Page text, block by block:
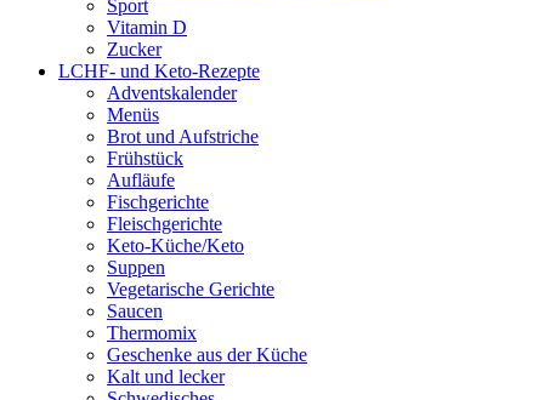
Sport
Vitamin D
Zucker
LCHF- und Keto-Rezepte
Adventskalender
Menüs
Brot und Aufstriche
Frühstück
Aufläufe
Fischgerichte
Fleischgerichte
Keto-Küche/Keto
Suppen
Vegetarische Gerichte
Saucen
Thermomix
Geschenke aus der Küche
Kalt und lecker